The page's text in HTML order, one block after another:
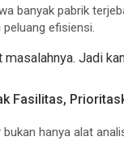
banyak pabrik
efisiensi.
Jadi
Fasilitas,
bukan hanya alat